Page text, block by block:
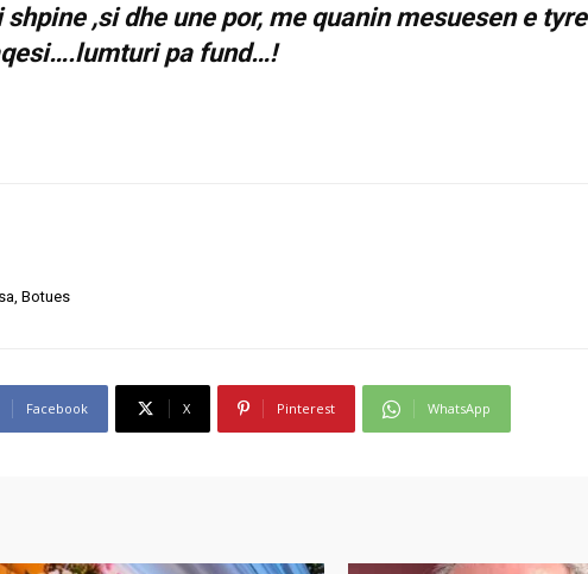
,si dhe une por, me quanin mesuesen e tyre
pa fund…!
Botues
Facebook X Pinterest WhatsApp